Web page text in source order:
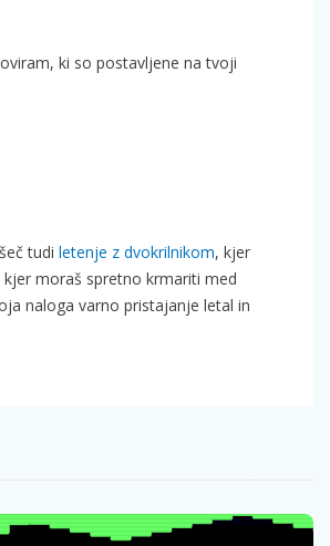
ki so postavljene na tvoji
tudi letenje z dvokrilnikom, kjer
kjer moraš spretno krmariti med
naloga varno pristajanje letal in